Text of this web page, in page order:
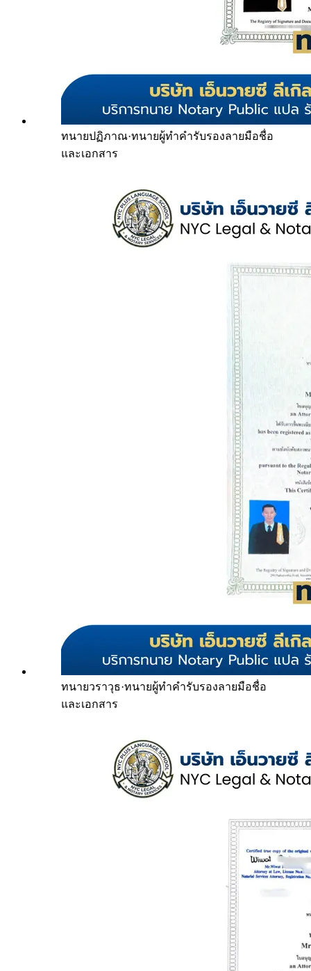
ทนายปฏิภาณ·ทนายผู้ทำคำรับรองลายมือชื่อ
และเอกสาร
ทนายวราวุธ·ทนายผู้ทำคำรับรองลายมือชื่อ
และเอกสาร